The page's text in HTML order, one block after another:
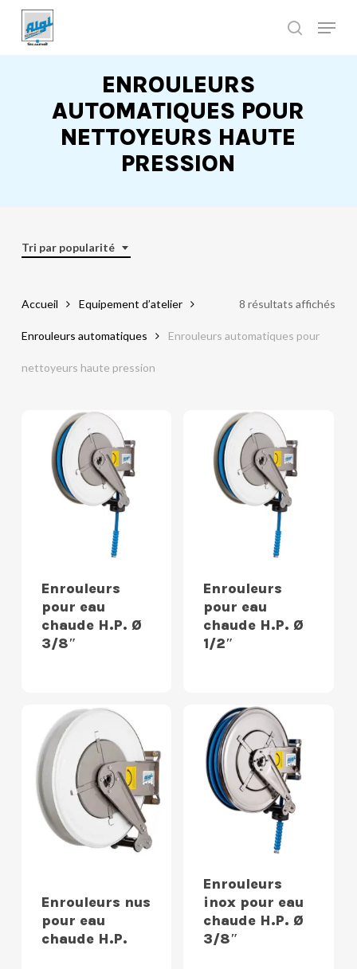
main
ENROULEURS
AUTOMATIQUES POUR
NETTOYEURS HAUTE
PRESSION
Tri par popularité
8 résultats affichés
Accueil Equipement d’atelier
Enrouleurs automatiques Enrouleurs automatiques pour
nettoyeurs haute pression
Enrouleurs
pour eau
chaude H.P. Ø
3/8″
Enrouleurs
pour eau
chaude H.P. Ø
1/2″
Enrouleurs nus
pour eau
chaude H.P.
Enrouleurs
inox pour eau
chaude H.P. Ø
3/8″